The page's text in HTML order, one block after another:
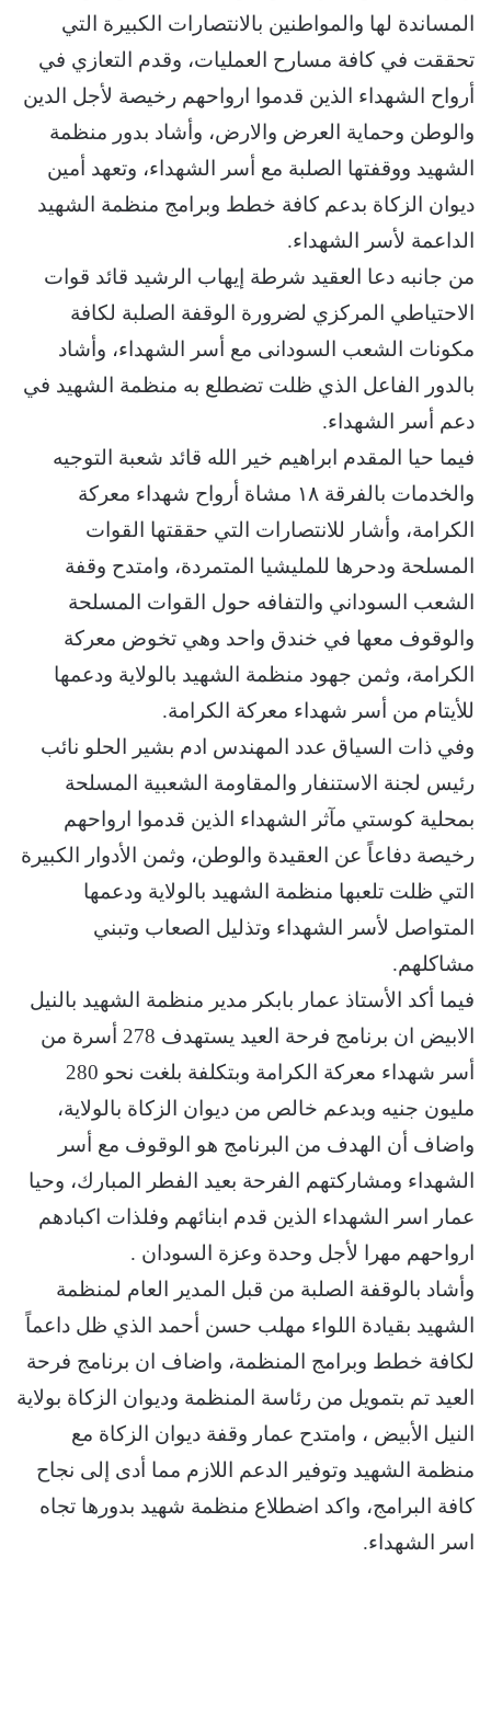
المساندة لها والمواطنين بالانتصارات الكبيرة التي
تحققت في كافة مسارح العمليات، وقدم التعازي في
أرواح الشهداء الذين قدموا ارواحهم رخيصة لأجل الدين
والوطن وحماية العرض والارض، وأشاد بدور منظمة
الشهيد ووقفتها الصلبة مع أسر الشهداء، وتعهد أمين
ديوان الزكاة بدعم كافة خطط وبرامج منظمة الشهيد
الداعمة لأسر الشهداء.
من جانبه دعا العقيد شرطة إيهاب الرشيد قائد قوات
الاحتياطي المركزي لضرورة الوقفة الصلبة لكافة
مكونات الشعب السودانى مع أسر الشهداء، وأشاد
بالدور الفاعل الذي ظلت تضطلع به منظمة الشهيد في
دعم أسر الشهداء.
فيما حيا المقدم ابراهيم خير الله قائد شعبة التوجيه
والخدمات بالفرقة ١٨ مشاة أرواح شهداء معركة
الكرامة، وأشار للانتصارات التي حققتها القوات
المسلحة ودحرها للمليشيا المتمردة، وامتدح وقفة
الشعب السوداني والتفافه حول القوات المسلحة
والوقوف معها في خندق واحد وهي تخوض معركة
الكرامة، وثمن جهود منظمة الشهيد بالولاية ودعمها
للأيتام من أسر شهداء معركة الكرامة.
وفي ذات السياق عدد المهندس ادم بشير الحلو نائب
رئيس لجنة الاستنفار والمقاومة الشعبية المسلحة
بمحلية كوستي مآثر الشهداء الذين قدموا ارواحهم
رخيصة دفاعاً عن العقيدة والوطن، وثمن الأدوار الكبيرة
التي ظلت تلعبها منظمة الشهيد بالولاية ودعمها
المتواصل لأسر الشهداء وتذليل الصعاب وتبني
مشاكلهم.
فيما أكد الأستاذ عمار بابكر مدير منظمة الشهيد بالنيل
الابيض ان برنامج فرحة العيد يستهدف 278 أسرة من
أسر شهداء معركة الكرامة وبتكلفة بلغت نحو 280
مليون جنيه وبدعم خالص من ديوان الزكاة بالولاية،
واضاف أن الهدف من البرنامج هو الوقوف مع أسر
الشهداء ومشاركتهم الفرحة بعيد الفطر المبارك، وحيا
عمار اسر الشهداء الذين قدم ابنائهم وفلذات اكبادهم
ارواحهم مهرا لأجل وحدة وعزة السودان .
وأشاد بالوقفة الصلبة من قبل المدير العام لمنظمة
الشهيد بقيادة اللواء مهلب حسن أحمد الذي ظل داعماً
لكافة خطط وبرامج المنظمة، واضاف ان برنامج فرحة
العيد تم بتمويل من رئاسة المنظمة وديوان الزكاة بولاية
النيل الأبيض ، وامتدح عمار وقفة ديوان الزكاة مع
منظمة الشهيد وتوفير الدعم اللازم مما أدى إلى نجاح
كافة البرامج، واكد اضطلاع منظمة شهيد بدورها تجاه
اسر الشهداء.